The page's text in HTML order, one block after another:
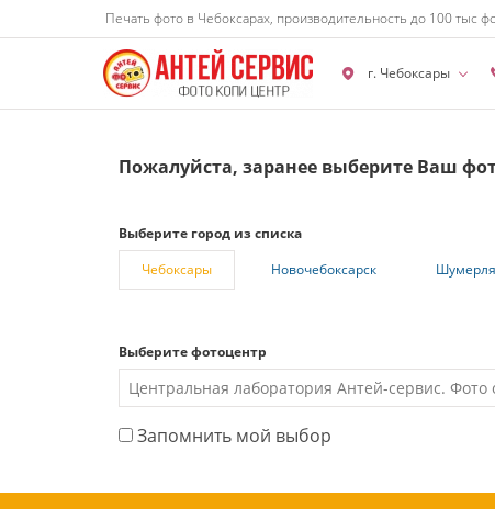
Печать фото в Чебоксарах, производительность до 100 тыс
г. Чебоксары
Пожалуйста, заранее выберите Ваш
Выберите город из списка
Чебоксары
Новочебоксарск Шумерля
Выберите фотоцентр
Запомнить мой выбор